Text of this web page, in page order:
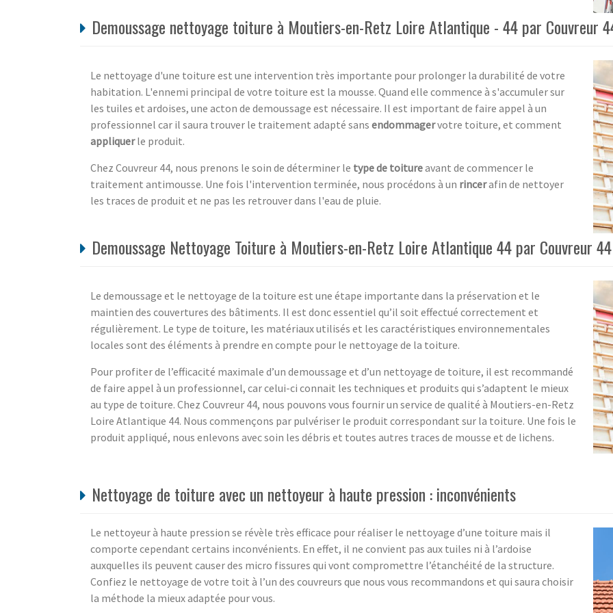
Demoussage nettoyage toiture à Moutiers-en-Retz Loire Atlantique - 44 par Couvreur
Le nettoyage d'une toiture est une intervention très importante pour prolonger la durabilité de votre
habitation. L'ennemi principal de votre toiture est la mousse. Quand elle commence à s'accumuler sur
les tuiles et ardoises, une acton de demoussage est nécessaire. Il est important de faire appel à un
professionnel car il saura trouver le traitement adapté sans endommagervotre toiture, et comment
appliquerle produit.
Chez Couvreur 44, nous prenons le soin de déterminer le type de toitureavant de commencer le
traitement antimousse. Une fois l'intervention terminée, nous procédons à un rincerafin de nettoyer
les traces de produit et ne pas les retrouver dans l'eau de pluie.
Demoussage Nettoyage Toiture à Moutiers-en-Retz Loire Atlantique 44 par Couvreur 44
Le demoussage et le nettoyage de la toiture est une étape importante dans la préservation et le
maintien des couvertures des bâtiments. Il est donc essentiel qu’il soit effectué correctement et
régulièrement. Le type de toiture, les matériaux utilisés et les caractéristiques environnementales
locales sont des éléments à prendre en compte pour le nettoyage de la toiture.
Pour profiter de l’efficacité maximale d’un demoussage et d’un nettoyage de toiture, il est recommandé
de faire appel à un professionnel, car celui-ci connait les techniques et produits qui s’adaptent le mieux
au type de toiture. Chez Couvreur 44, nous pouvons vous fournir un service de qualité à Moutiers-en-Retz
Loire Atlantique 44. Nous commençons par pulvériser le produit correspondant sur la toiture. Une fois le
produit appliqué, nous enlevons avec soin les débris et toutes autres traces de mousse et de lichens.
Nettoyage de toiture avec un nettoyeur à haute pression : inconvénients
Le nettoyeur à haute pression se révèle très efficace pour réaliser le nettoyage d’une toiture mais il
comporte cependant certains inconvénients. En effet, il ne convient pas aux tuiles ni à l’ardoise
auxquelles ils peuvent causer des micro fissures qui vont compromettre l’étanchéité de la structure.
Confiez le nettoyage de votre toit à l’un des couvreurs que nous vous recommandons et qui saura choisir
la méthode la mieux adaptée pour vous.